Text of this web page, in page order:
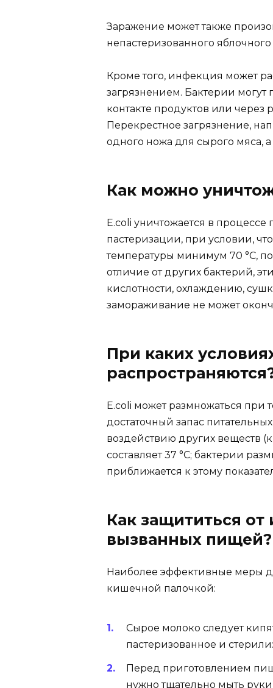
Заражение может также
непастеризованного
Кроме того, инфекция может
загрязнением. Бактерии
контакте продуктов или через
Перекрестное загрязнение,
одного ножа для сырого мяса, а
Как можно
E.coli уничтожается в
пастеризации, при условии,
температуры минимум 70 °C,
отличие от других бактерий,
кислотности, охлаждению,
замораживание не может
При каких
E.coli может размножаться при
достаточный запас
воздействию других веществ
составляет 37 °С; бактерии
приближается к этому
Как защититься
вызванных пищей?
Наиболее эффективные меры
кишечной палочкой:
Сырое молоко следует
пастеризованное и
Перед приготовлением
нужно тщательно мыть